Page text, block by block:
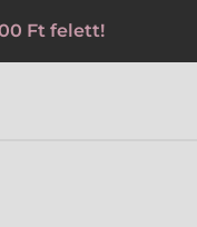
Ft felett!